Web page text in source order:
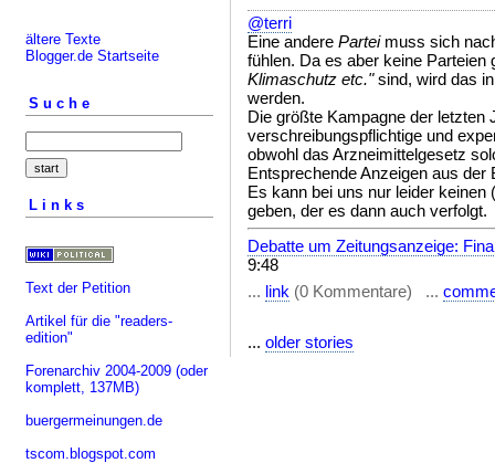
ältere Texte
Blogger.de Startseite
Suche
Links
Text der Petition
Artikel für die "readers-
edition"
Forenarchiv 2004-2009 (oder
komplett, 137MB)
buergermeinungen.de
tscom.blogspot.com
@terri
Eine andere Parteimuss sich
fühlen. Da es aber keine Parteien
Klimaschutz etc."sind, wird das
werden.
Die größte Kampagne der letzten
verschreibungspflichtige und
obwohl das Arzneimittelgesetz
Entsprechende Anzeigen aus
Es kann bei uns nur leider
geben, der es dann auch verfolgt.
Debatte um Zeitungsanzeige:
9:48
... link (0 Kommentare) ...
... older stories